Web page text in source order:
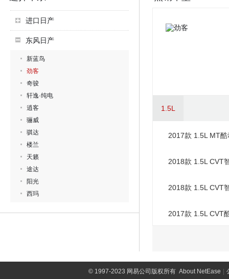
进口日产
东风日产
新蓝鸟
劲客
奇骏
轩逸·纯电
逍客
骊威
骐达
楼兰
天籁
途达
阳光
西玛
1.5L
2017款 1.5L MT酷
2018款 1.5L CVT
2018款 1.5L CVT
2017款 1.5L CVT
©1997-2023 网易公司版权所有 About NetEase